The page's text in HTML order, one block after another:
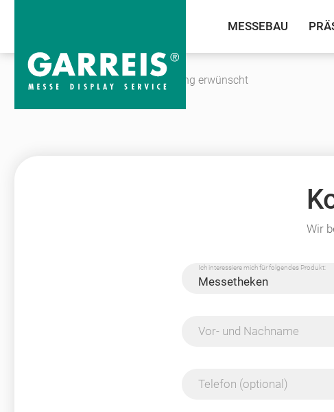
MESSEBAU
Unternehmen Kontakt Beratung erwünscht
Wir
Ich interessiere mich für folgendes Produkt:
Vor- und Nachname
Telefon (optional)